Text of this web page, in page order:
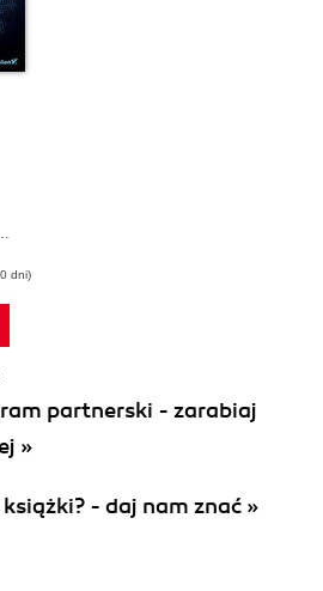
dni)
r.
partnerski - zarabiaj
»
- daj nam znać »